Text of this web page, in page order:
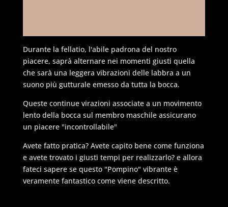
Durante la fellatio, l'abile padrona del nostro
piacere, saprà alternare nei momenti giusti quella
che sarà una leggera vibrazioni delle labbra a un
suono più gutturale emesso da tutta la bocca.
Queste continue virazioni associate a un movimento
lento della bocca sul membro maschile assicurano
un piacere "incontrollabile"
Avete fatto pratica? Avete capito bene come funziona
e avete trovato i giusti tempi per realizzarlo? e allora
fateci sapere se questo "Pompino" vibrante è
veramente fantastico come viene descritto.